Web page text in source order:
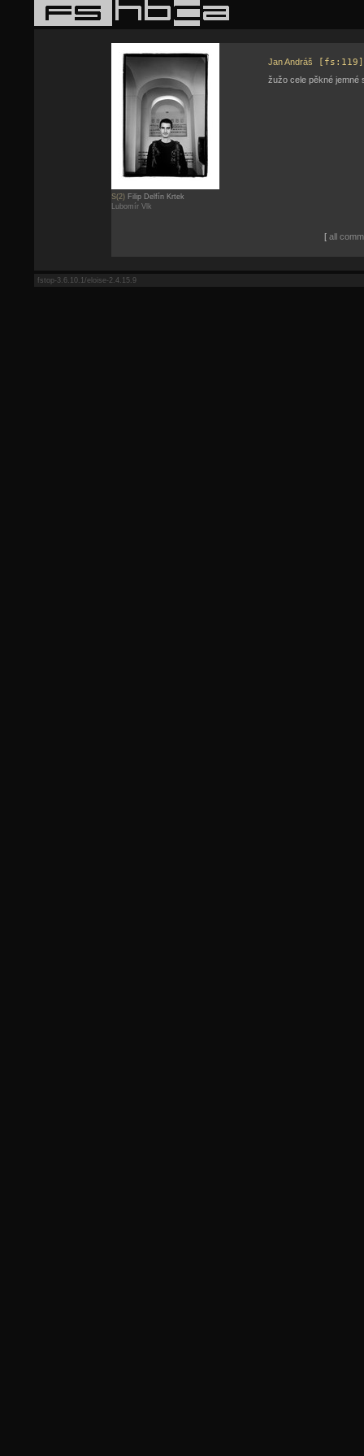
S(2) Filip Delfín Krtek
Lubomír Vlk
Jan Andráš [fs:119]
žužo cele pěkné jemné
[ all
fstop-3.6.10.1/eloise-2.4.15.9